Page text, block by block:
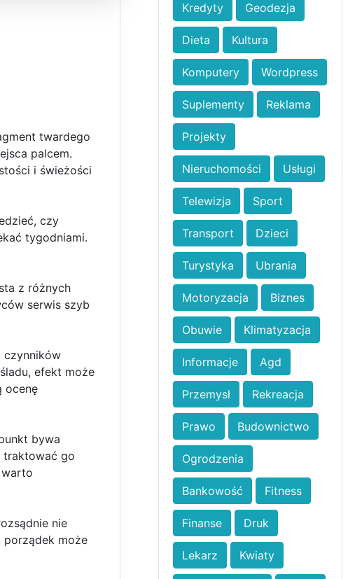
twardego
palcem.
i świeżości
czy
tygodniami.
z różnych
serwis szyb
czynników
efekt może
ocenę
bywa
traktować go
nie
porządek może
Kredyty Geodezja
Dieta Kultura
Komputery Wordpress
Suplementy Reklama
Projekty
Nieruchomości Usługi
Telewizja Sport
Transport Dzieci
Turystyka Ubrania
Motoryzacja Biznes
Obuwie Klimatyzacja
Informacje Agd
Przemysł Rekreacja
Prawo Budownictwo
Ogrodzenia
Bankowość Fitness
Finanse Druk
Lekarz Kwiaty